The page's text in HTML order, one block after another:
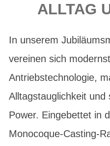
ALLTAG
In unserem
vereinen sich
Antriebstechnologie,
Alltagstauglichkeit und
Power. Eingebettet in
Monocoque-Casting-